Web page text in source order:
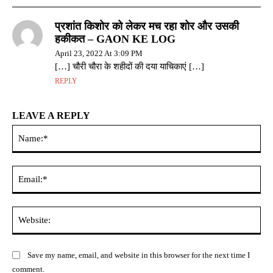
प्रशांत किशोर को लेकर मच रहा शोर और उसकी
हकीकत – GAON KE LOG
April 23, 2022 At 3:09 PM
[…] चौरी चौरा के शहीदों की दया याचिकाएं […]
REPLY
LEAVE A REPLY
Save my name, email, and website in this browser for the next time I
comment.